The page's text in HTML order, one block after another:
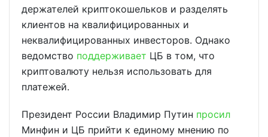
держателей криптокошельков и разделять
клиентов на квалифицированных и
неквалифицированных инвесторов. Однако
ведомство поддерживает ЦБ в том, что
криптовалюту нельзя использовать для
платежей.
Президент России Владимир Путин просил
Минфин и ЦБ прийти к единому мнению по